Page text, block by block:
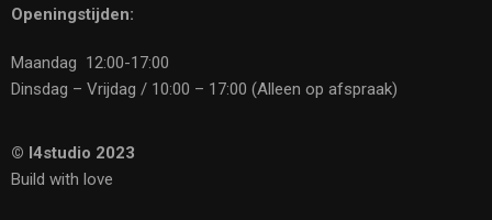
Openingstijden:
Maandag 12:00-17:00
Dinsdag – Vrijdag / 10:00 – 17:00 (Alleen op afspraak)
© I4studio 2023
Build with love